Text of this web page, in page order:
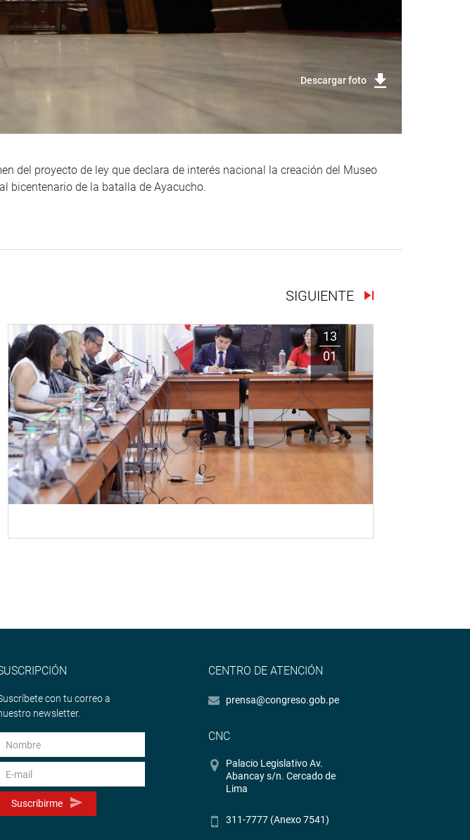
Descargar foto
del proyecto de ley que declara de interés nacional la creación del Museo
bicentenario de la batalla de Ayacucho.
SIGUIENTE
13
01
con tu correo a
newsletter.
Suscribirme
CENTRO DE ATENCIÓN
prensa@congreso.gob.pe
CNC
Palacio Legislativo Av.
Abancay s/n. Cercado de
Lima
311-7777 (Anexo 7541)